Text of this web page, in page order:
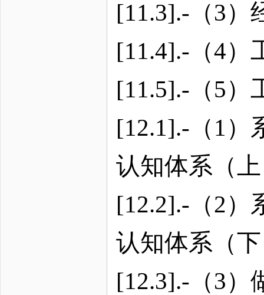
[11.3].-（3）
[11.4].-（4）
[11.5].-（5）
[12.1].-（1）
认知体系（
[12.2].-（2）
认知体系（
[12.3].-（3）